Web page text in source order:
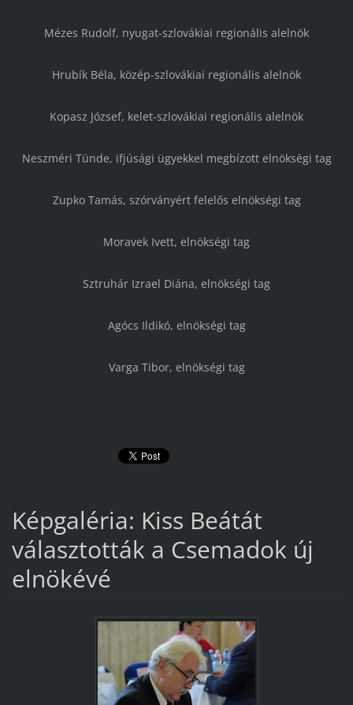
Mézes Rudolf, nyugat-szlovákiai regionális alelnök
Hrubík Béla, közép-szlovákiai regionális alelnök
Kopasz József, kelet-szlovákiai regionális alelnök
Neszméri Tünde, ifjúsági ügyekkel megbízott elnökségi tag
Zupko Tamás, szórványért felelős elnökségi tag
Moravek Ivett, elnökségi tag
Sztruhár Izrael Diána, elnökségi tag
Agócs Ildikó, elnökségi tag
Varga Tibor, elnökségi tag
Képgaléria: Kiss Beátát
választották a Csemadok új
elnökévé